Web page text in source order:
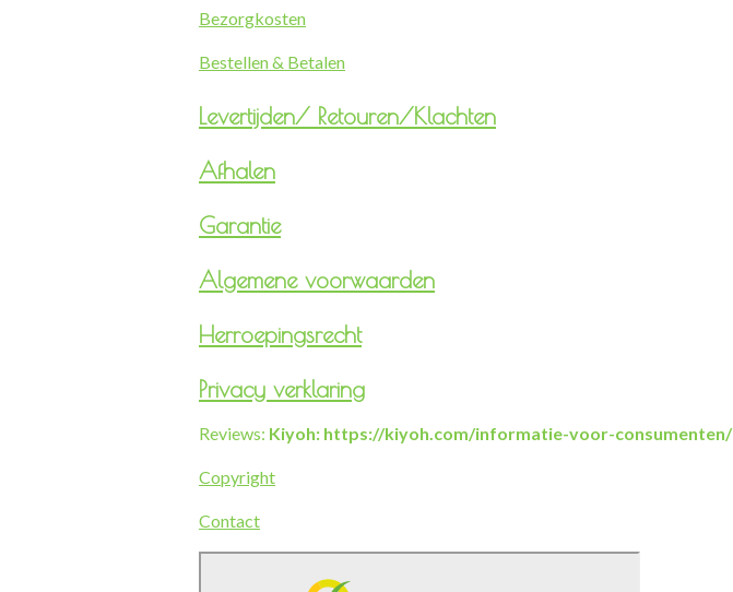
Bezorgkosten
Bestellen & Betalen
Levertijden/ Retouren/Klachten
Afhalen
Garantie
Algemene voorwaarden
Herroepingsrecht
Privacy verklaring
Reviews: Kiyoh: https://kiyoh.com/informatie-voor-consumenten/
Copyright
Contact